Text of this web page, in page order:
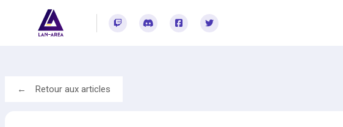
Rejoignez-vous sur Twitch
Rejoignez-vous sur Discord
Rejoignez-vous sur Facebook
Rejoignez-vous sur Twitter
Retour aux articles